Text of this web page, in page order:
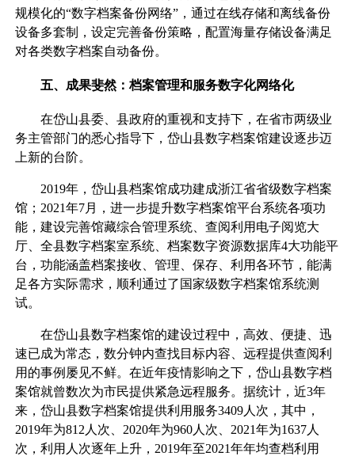
规模化的“数字档案备份网络”，通过在线存储和离线备份
设备多套制，设定完善备份策略，配置海量存储设备满足
对各类数字档案自动备份。
五、成果斐然：档案管理和服务数字化网络化
在岱山县委、县政府的重视和支持下，在省市两级业
务主管部门的悉心指导下，岱山县数字档案馆建设逐步迈
上新的台阶。
2019年，岱山县档案馆成功建成浙江省省级数字档案
馆；2021年7月，进一步提升数字档案馆平台系统各项功
能，建设完善馆藏综合管理系统、查阅利用电子阅览大
厅、全县数字档案室系统、档案数字资源数据库4大功能平
台，功能涵盖档案接收、管理、保存、利用各环节，能满
足各方实际需求，顺利通过了国家级数字档案馆系统测
试。
在岱山县数字档案馆的建设过程中，高效、便捷、迅
速已成为常态，数分钟内查找目标内容、远程提供查阅利
用的事例屡见不鲜。在近年疫情影响之下，岱山县数字档
案馆就曾数次为市民提供紧急远程服务。据统计，近3年
来，岱山县数字档案馆提供利用服务3409人次，其中，
2019年为812人次、2020年为960人次、2021年为1637人
次，利用人次逐年上升，2019年至2021年年均查档利用